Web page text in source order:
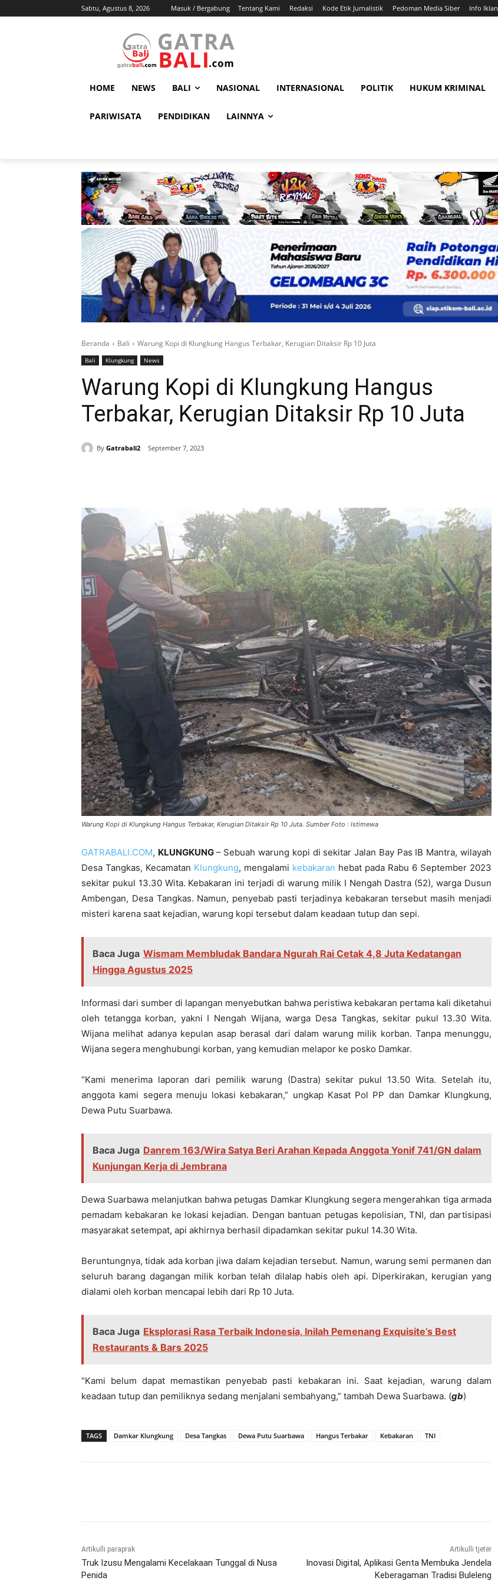
Sabtu, Agustus 8, 2026 Masuk / Bergabung Tentang Kami Redaksi Kode Etik Jurnalistik Pedoman Media Siber Info Iklan
HOME NEWS BALI NASIONAL INTERNASIONAL POLITIK HUKUM KRIMINAL
PARIWISATA PENDIDIKAN LAINNYA
Beranda Bali Warung Kopi di Klungkung Hangus Terbakar, Kerugian Ditaksir Rp 10 Juta
Bali Klungkung News
Warung Kopi di Klungkung Hangus
Terbakar, Kerugian Ditaksir Rp 10 Juta
By Gatrabali2 September 7, 2023
Warung Kopi di Klungkung Hangus Terbakar, Kerugian Ditaksir Rp 10 Juta. Sumber Foto : Istimewa
GATRABALI.COM, KLUNGKUNG – Sebuah warung kopi di sekitar Jalan Bay Pas IB Mantra, wilayah
Desa Tangkas, Kecamatan Klungkung, mengalami kebakaran hebat pada Rabu 6 September 2023
sekitar pukul 13.30 Wita. Kebakaran ini terjadi di warung milik I Nengah Dastra (52), warga Dusun
Ambengan, Desa Tangkas. Namun, penyebab pasti terjadinya kebakaran tersebut masih menjadi
misteri karena saat kejadian, warung kopi tersebut dalam keadaan tutup dan sepi.
Baca Juga Wismam Membludak Bandara Ngurah Rai Cetak 4,8 Juta Kedatangan
Hingga Agustus 2025
Informasi dari sumber di lapangan menyebutkan bahwa peristiwa kebakaran pertama kali diketahui
oleh tetangga korban, yakni I Nengah Wijana, warga Desa Tangkas, sekitar pukul 13.30 Wita.
Wijana melihat adanya kepulan asap berasal dari dalam warung milik korban. Tanpa menunggu,
Wijana segera menghubungi korban, yang kemudian melapor ke posko Damkar.
“Kami menerima laporan dari pemilik warung (Dastra) sekitar pukul 13.50 Wita. Setelah itu,
anggota kami segera menuju lokasi kebakaran,” ungkap Kasat Pol PP dan Damkar Klungkung,
Dewa Putu Suarbawa.
Baca Juga Danrem 163/Wira Satya Beri Arahan Kepada Anggota Yonif 741/GN dalam
Kunjungan Kerja di Jembrana
Dewa Suarbawa melanjutkan bahwa petugas Damkar Klungkung segera mengerahkan tiga armada
pemadam kebakaran ke lokasi kejadian. Dengan bantuan petugas kepolisian, TNI, dan partisipasi
masyarakat setempat, api akhirnya berhasil dipadamkan sekitar pukul 14.30 Wita.
Beruntungnya, tidak ada korban jiwa dalam kejadian tersebut. Namun, warung semi permanen dan
seluruh barang dagangan milik korban telah dilalap habis oleh api. Diperkirakan, kerugian yang
dialami oleh korban mencapai lebih dari Rp 10 Juta.
Baca Juga Eksplorasi Rasa Terbaik Indonesia, Inilah Pemenang Exquisite’s Best
Restaurants & Bars 2025
“Kami belum dapat memastikan penyebab pasti kebakaran ini. Saat kejadian, warung dalam
keadaan tutup dan pemiliknya sedang menjalani sembahyang,” tambah Dewa Suarbawa. (gb)
TAGS Damkar Klungkung Desa Tangkas Dewa Putu Suarbawa Hangus Terbakar Kebakaran TNI
Artikulli paraprak
Truk Izusu Mengalami Kecelakaan Tunggal di Nusa
Penida
Artikulli tjetër
Inovasi Digital, Aplikasi Genta Membuka Jendela
Keberagaman Tradisi Buleleng